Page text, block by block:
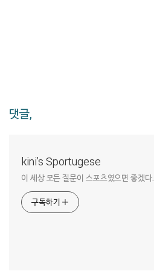
댓글,
kini's Sportugese
이 세상 모든 질문이 스포츠였으면 좋겠다.
구독하기